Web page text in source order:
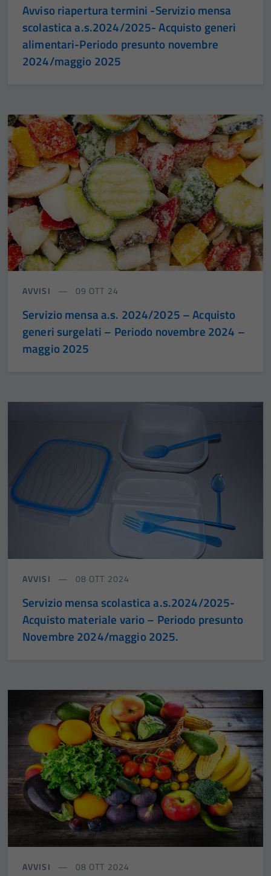
Avviso riapertura termini -Servizio mensa
scolastica a.s.2024/2025- Acquisto generi
alimentari-Periodo presunto novembre
2024/maggio 2025
AVVISI 09 OTT 24
Servizio mensa a.s. 2024/2025 – Acquisto
generi surgelati – Periodo novembre 2024 –
maggio 2025
AVVISI 08 OTT 2024
Servizio mensa scolastica a.s.2024/2025-
Acquisto materiale vario – Periodo presunto
Novembre 2024/maggio 2025.
AVVISI 08 OTT 2024